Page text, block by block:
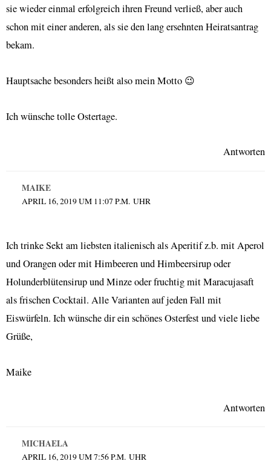
sie wieder einmal erfolgreich ihren Freund verließ, aber auch
schon mit einer anderen, als sie den lang ersehnten Heiratsantrag
bekam.
Hauptsache besonders heißt also mein Motto 😉
Ich wünsche tolle Ostertage.
Antworten
MAIKE
APRIL 16, 2019 UM 11:07 P.M. UHR
Ich trinke Sekt am liebsten italienisch als Aperitif z.b. mit Aperol
und Orangen oder mit Himbeeren und Himbeersirup oder
Holunderblütensirup und Minze oder fruchtig mit Maracujasaft
als frischen Cocktail. Alle Varianten auf jeden Fall mit
Eiswürfeln. Ich wünsche dir ein schönes Osterfest und viele liebe
Grüße,
Maike
Antworten
MICHAELA
APRIL 16, 2019 UM 7:56 P.M. UHR